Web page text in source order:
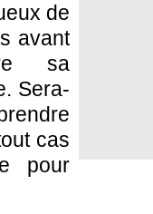
de
avant
sa
Sera-
cas
pour